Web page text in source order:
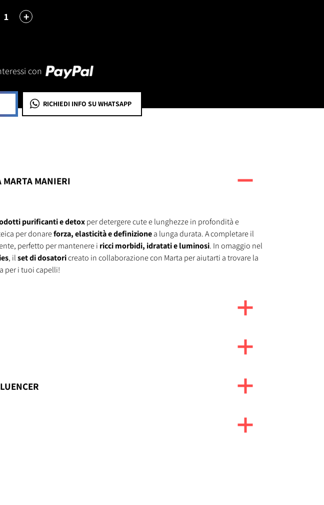
1 +
con
RICHIEDI INFO SU WHATSAPP
MARTA MANIERI
purificanti e detoxper detergere cute e lunghezze in profondità e
per donareforza, elasticità e definizionea lunga durata. A completare il
perfetto per mantenere i ricci morbidi, idratati e luminosi. In omaggio nel
, ilset di dosatoricreato in collaborazione con Marta per aiutarti a trovare la
per i tuoi capelli!